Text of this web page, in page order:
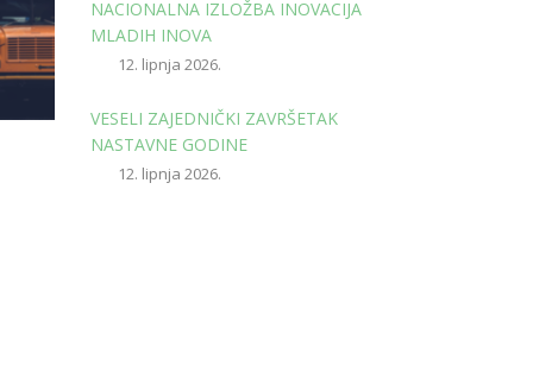
NACIONALNA IZLOŽBA INOVACIJA
MLADIH INOVA
12. lipnja 2026.
VESELI ZAJEDNIČKI ZAVRŠETAK
NASTAVNE GODINE
12. lipnja 2026.